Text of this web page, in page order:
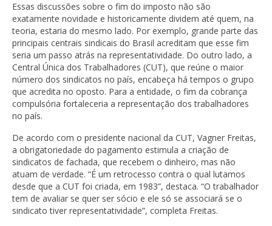
Essas discussões sobre o fim do imposto não são
exatamente novidade e historicamente dividem até quem, na
teoria, estaria do mesmo lado. Por exemplo, grande parte das
principais centrais sindicais do Brasil acreditam que esse fim
seria um passo atrás na representatividade. Do outro lado, a
Central Única dos Trabalhadores (CUT), que reúne o maior
número dos sindicatos no país, encabeça há tempos o grupo
que acredita no oposto. Para a entidade, o fim da cobrança
compulsória fortaleceria a representação dos trabalhadores
no país.
De acordo com o presidente nacional da CUT, Vagner Freitas,
a obrigatoriedade do pagamento estimula a criação de
sindicatos de fachada, que recebem o dinheiro, mas não
atuam de verdade. “É um retrocesso contra o qual lutamos
desde que a CUT foi criada, em 1983”, destaca. “O trabalhador
tem de avaliar se quer ser sócio e ele só se associará se o
sindicato tiver representatividade”, completa Freitas.